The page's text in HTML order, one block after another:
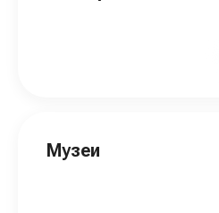
Музеи